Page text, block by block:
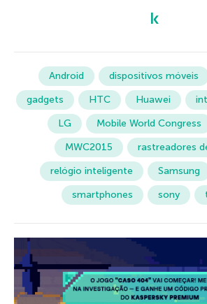
Android dispositivos móveis
gadgets
HTC Huawei
LG
Mobile World Congress
MWC2015
rastreadores
relógio inteligente
Samsung
smartphones
sony